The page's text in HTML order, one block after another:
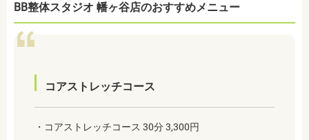
BB整体スタジオ 幡ヶ谷店のおすすめメニュー
コアストレッチコース
・コアストレッチコース 30分 3,300円